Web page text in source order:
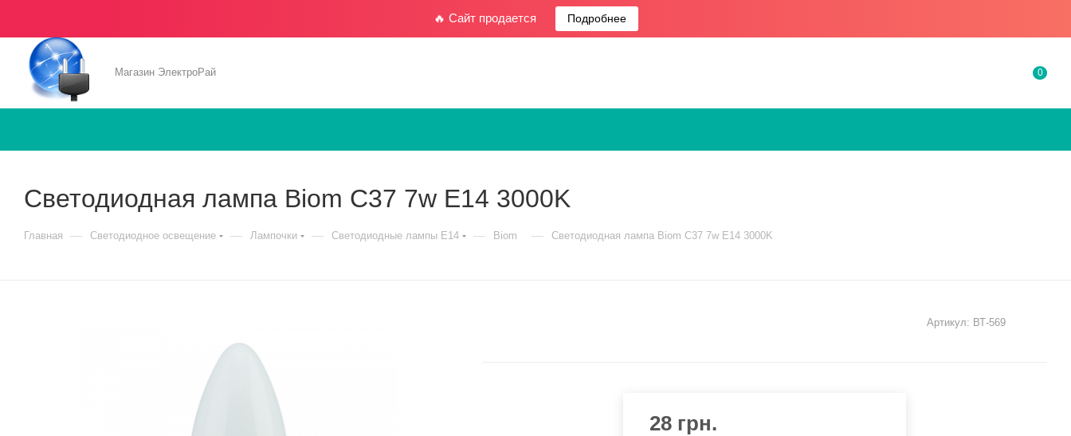
🔥 Сайт продается Подробнее
Магазин ЭлектроРай 0
Светодиодная лампа Biom С37 7w E14 3000K
Главная — Светодиодное освещение — Лампочки — Светодиодные лампы E14 — Biom — Светодиодная лампа Biom С37 7w E14 3000K
Артикул: ВТ-569
28 грн.